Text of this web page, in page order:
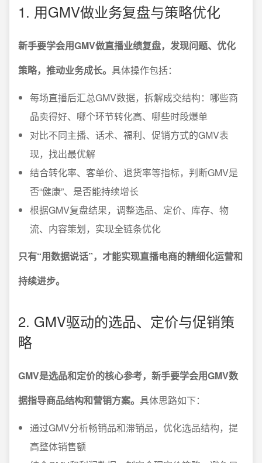
1. 用GMV做业务复盘与策略优化
新手要学会用GMV做直播业绩复盘，发现问题、优化
策略，推动业务成长。 具体操作包括：
每场直播后汇总GMV数据，拆解成交结构：哪些商
品卖得好、哪个环节转化高、哪些时段爆单
对比不同主播、话术、福利、促销方式的GMV表
现，找出最优解
结合转化率、客单价、退货率等指标，判断GMV是
否“健康”、是否能持续增长
根据GMV复盘结果，调整选品、定价、库存、物
流、内容策划，实现全链条优化
只有“用数据说话”，才能实现直播电商的精细化运营和
持续进步。
2. GMV驱动的选品、定价与促销策
略
GMV是选品和定价的核心参考，新手要学会用GMV数
据指导商品结构和营销方案。 具体思路如下：
通过GMV分析畅销品和滞销品，优化选品结构，提
高整体销售额